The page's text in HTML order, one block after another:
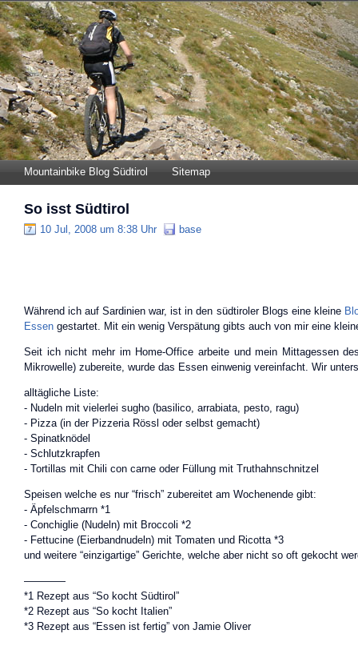
Mountainbike Blog Südtirol Sitemap
So isst Südtirol
10 Jul, 2008 um 8:38 Uhr base
Während ich auf Sardinien war, ist in den südtiroler Blogs eine kleine
Essen gestartet. Mit ein wenig Verspätung gibts auch von mir eine
Seit ich nicht mehr im Home-Office arbeite und mein Mittagessen
Mikrowelle) zubereite, wurde das Essen einwenig vereinfacht. Wir
alltägliche Liste:
- Nudeln mit vielerlei sugho (basilico, arrabiata, pesto, ragu)
- Pizza (in der Pizzeria Rössl oder selbst gemacht)
- Spinatknödel
- Schlutzkrapfen
- Tortillas mit Chili con carne oder Füllung mit Truthahnschnitzel
Speisen welche es nur “frisch” zubereitet am Wochenende gibt:
- Äpfelschmarrn *1
- Conchiglie (Nudeln) mit Broccoli *2
- Fettucine (Eierbandnudeln) mit Tomaten und Ricotta *3
und weitere “einzigartige” Gerichte, welche aber nicht so oft gekocht
————
*1 Rezept aus “So kocht Südtirol”
*2 Rezept aus “So kocht Italien”
*3 Rezept aus “Essen ist fertig” von Jamie Oliver